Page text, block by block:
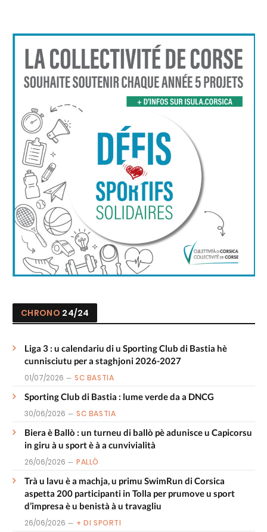
CHRONO 24/24
Liga 3 : u calendariu di u Sporting Club di Bastia hè
cunnisciutu per a staghjoni 2026-2027
01/07/2026 SC BASTIA
Sporting Club di Bastia : lume verde da a DNCG
30/06/2026 SC BASTIA
Biera è Ballò : un turneu di ballò pè adunisce u Capicorsu
in giru à u sport è à a cunvivialità
26/06/2026 PALLÒ
Trà u lavu è a machja, u primu SwimRun di Corsica
aspetta 200 participanti in Tolla per prumove u sport
d’impresa è u benistà à u travagliu
26/06/2026 + DI SPORTI